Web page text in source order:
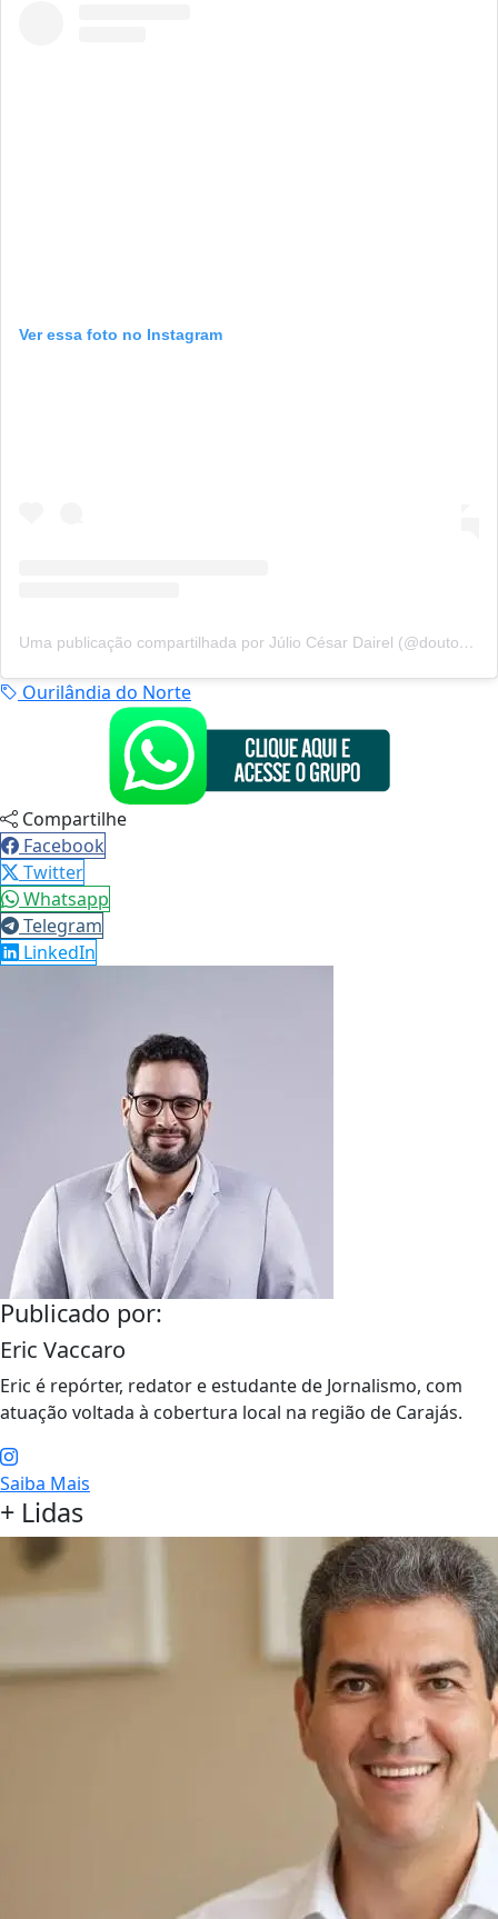
Ver essa foto no Instagram
Uma publicação compartilhada por Júlio César Dairel (@doutorjuliodairel)
Ourilândia do Norte
Compartilhe
Facebook
Twitter
Whatsapp
Telegram
LinkedIn
Publicado por:
Eric Vaccaro
Eric é repórter, redator e estudante de Jornalismo, com
atuação voltada à cobertura local na região de Carajás.
Saiba Mais
+ Lidas